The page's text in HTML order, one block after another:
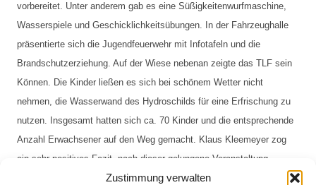
Zustimmung verwalten
vorbereitet. Unter anderem gab es eine Süßigkeitenwurfmaschine,
Wasserspiele und Geschicklichkeitsübungen. In der Fahrzeughalle
präsentierte sich die Jugendfeuerwehr mit Infotafeln und die
Brandschutzerziehung. Auf der Wiese nebenan zeigte das TLF sein
Können. Die Kinder ließen es sich bei schönem Wetter nicht
nehmen, die Wasserwand des Hydroschilds für eine Erfrischung zu
nutzen. Insgesamt hatten sich ca. 70 Kinder und die entsprechende
Anzahl Erwachsener auf den Weg gemacht. Klaus Kleemeyer zog
ein sehr positives Fazit, nach dieser gelungene Veranstaltung.